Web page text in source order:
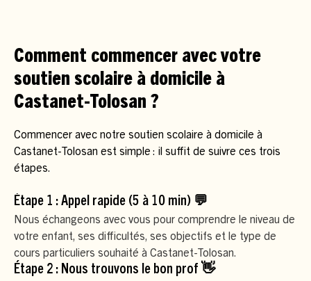
Comment commencer avec votre
soutien scolaire à domicile à
Castanet-Tolosan ?
Commencer avec notre soutien scolaire à domicile à
Castanet-Tolosan est simple : il suffit de suivre ces trois
étapes.
Étape 1 : Appel rapide (5 à 10 min) 💬
Nous échangeons avec vous pour comprendre le niveau de
votre enfant, ses difficultés, ses objectifs et le type de
cours particuliers souhaité à Castanet-Tolosan.
Étape 2 : Nous trouvons le bon prof 👋